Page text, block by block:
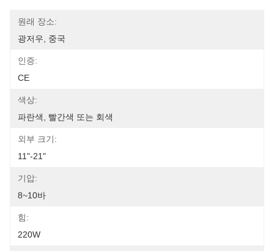
원래 장소:
광저우, 중국
인증:
CE
색상:
파란색, 빨간색 또는 회색
외부 크기:
11"-21"
기압:
8~10바
힘:
220W